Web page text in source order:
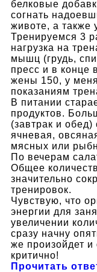
белковые
согнать
животе, а также
Тренируемся 3
нагрузка на
мышц (грудь,
пресс и в конце
жены 150, у
показаниям
В питании
продуктов.
(завтрак и
ячневая,
мясных или
По вечерам
Общее
значительно
тренировок.
Чувствую, что
энергии для
увеличении
сразу начну
же произойдет и
критично!
Прочитать